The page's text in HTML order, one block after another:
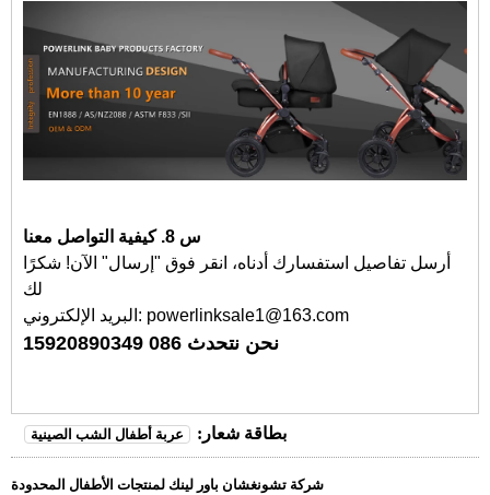
س 8. كيفية التواصل معنا
أرسل تفاصيل استفسارك أدناه، انقر فوق "إرسال" الآن! شكرًا
لك
البريد الإلكتروني: powerlinksale1@163.com
نحن نتحدث 086 15920890349
بطاقة شعار: عربة أطفال الشب الصينية
شركة تشونغشان باور لينك لمنتجات الأطفال المحدودة